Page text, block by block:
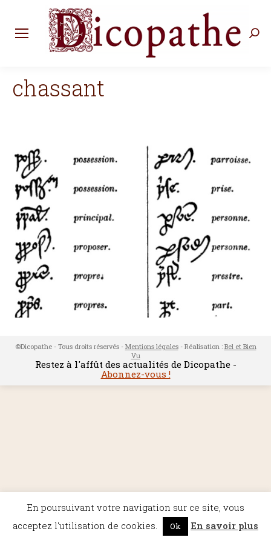
chassant
©Dicopathe - Tous droits réservés - Mentions légales- Réalisation : Bel et Bien
Vu
Restez à l'affût des actualités de Dicopathe -
Abonnez-vous !
En poursuivant votre navigation sur ce site, vous
acceptez l'utilisation de cookies.
Ok En savoir plus